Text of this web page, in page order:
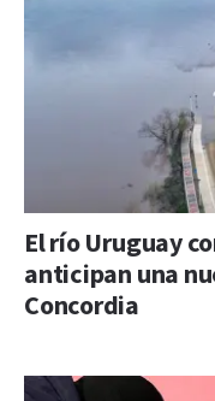
El río Uruguay
anticipan una
Concordia